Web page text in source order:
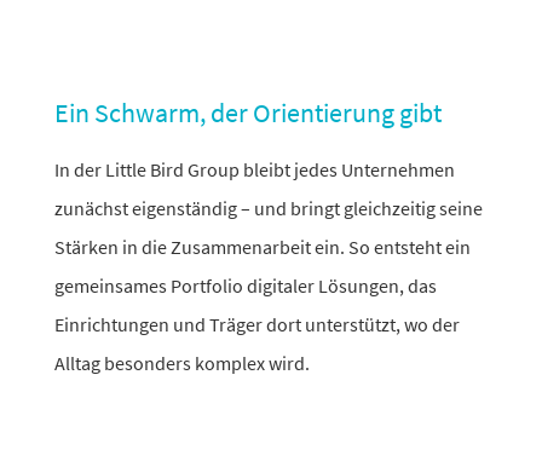
Ein Schwarm, der Orientierung gibt
In der Little Bird Group bleibt jedes Unternehmen
zunächst eigen­ständig – und bringt gleich­zeitig seine
Stärken in die Zusammenarbeit ein. So entsteht ein
gemein­sames Portfolio digi­taler Lösungen, das
Einrichtungen und Träger dort unter­stützt, wo der
Alltag beson­ders komplex wird.